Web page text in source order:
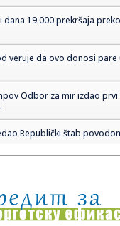
dana 19.000 prekršaja
veruje da ovo donosi pare
Odbor za mir izdao
Republički štab
BIVŠEG GOLMANA
u saobraća...